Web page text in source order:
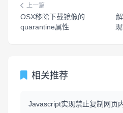
上一篇
OSX移除下载镜像的
quarantine属性
相关推荐
Javascript实现禁止复制网页